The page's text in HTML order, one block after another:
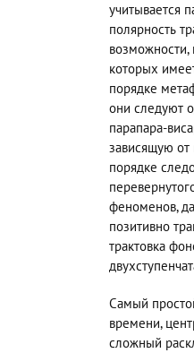
учитывается
полярность
которых
порядке
они следуют
парапара-
зависящую
порядке
феноменов,
позитивно
трактовка
Самый
времени,
сложный